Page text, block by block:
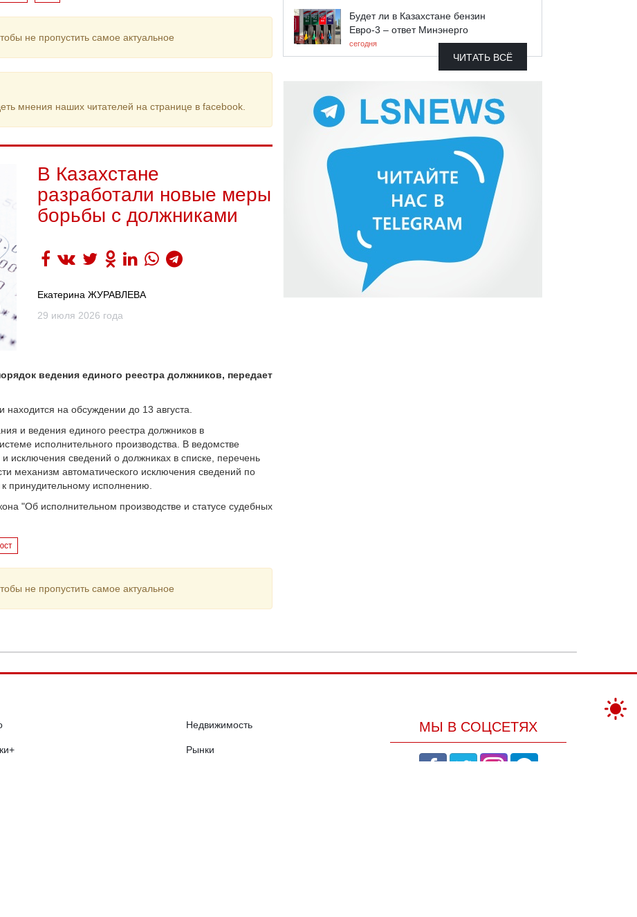
не пропустить самое актуальное
мнения наших читателей на странице в facebook.
В Казахстане
разработали новые меры
борьбы с должниками
Екатерина ЖУРАВЛЕВА
29 июля 2026 года
ведения единого реестра должников, передает
на обсуждении до 13 августа.
и ведения единого реестра должников в
исполнительного производства. В ведомстве
исключения сведений о должниках в списке, перечень
механизм автоматического исключения сведений по
принудительному исполнению.
"Об исполнительном производстве и статусе судебных
не пропустить самое актуальное
Будет ли в Казахстане бензин
Евро-3 – ответ Минэнерго
сегодня
ЧИТАТЬ ВСЁ
Недвижимость
Рынки
МЫ В СОЦСЕТЯХ